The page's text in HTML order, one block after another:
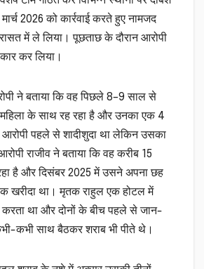
2026 को कार्रवाई करते हुए नामजद
में ले लिया। पूछताछ के दौरान आरोपी
कर लिया।
ने बताया कि वह पिछले 8–9 साल से
के साथ रह रहा है और उनका एक 4
पहले से शादीशुदा था लेकिन उसका
राजीव ने बताया कि वह करीब 15
है और दिसंबर 2025 में उसने अपना छह
खरीदा था। मृतक राहुल एक होटल में
करता था और दोनों के बीच पहले से जान-
कभी साथ बैठकर शराब भी पीते थे।